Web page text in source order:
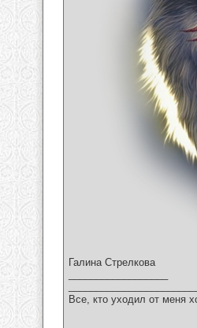
Галина Стрелкова
Все, кто уходил от меня